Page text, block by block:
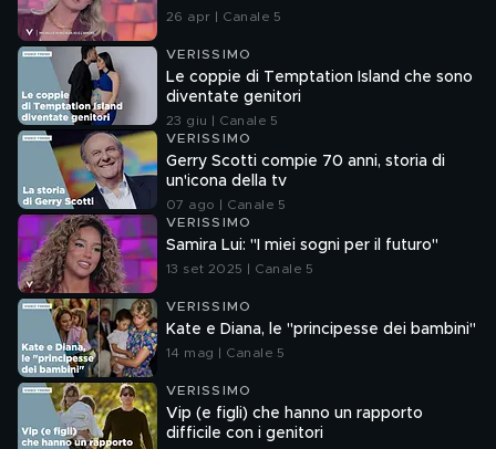
26 apr | Canale 5
VERISSIMO
Le coppie di Temptation Island che sono
diventate genitori
23 giu | Canale 5
VERISSIMO
Gerry Scotti compie 70 anni, storia di
un'icona della tv
07 ago | Canale 5
VERISSIMO
Samira Lui: "I miei sogni per il futuro"
13 set 2025 | Canale 5
VERISSIMO
Kate e Diana, le "principesse dei bambini"
14 mag | Canale 5
VERISSIMO
Vip (e figli) che hanno un rapporto
difficile con i genitori